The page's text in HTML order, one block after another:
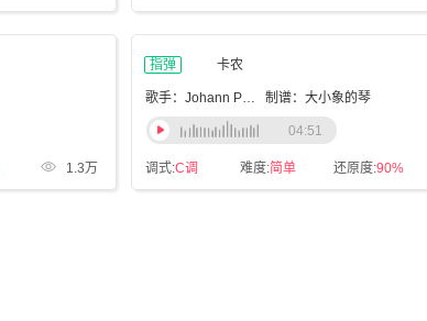
1.3万
指弹 卡农
歌手：Johann Pachelbel 制谱：大小象的琴
调式:C调 难度:简单 还原度:90%
04:51